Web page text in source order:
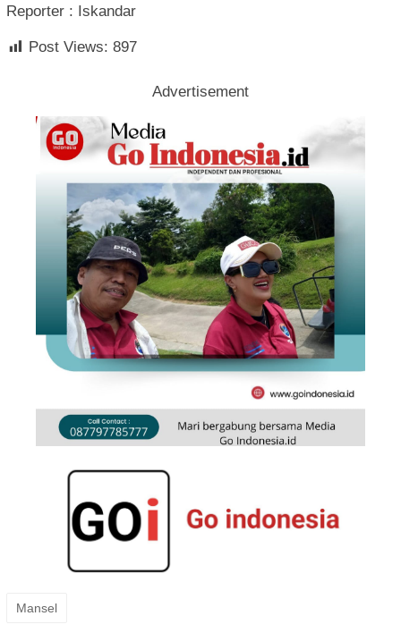
Reporter : Iskandar
Post Views: 897
Advertisement
Mansel